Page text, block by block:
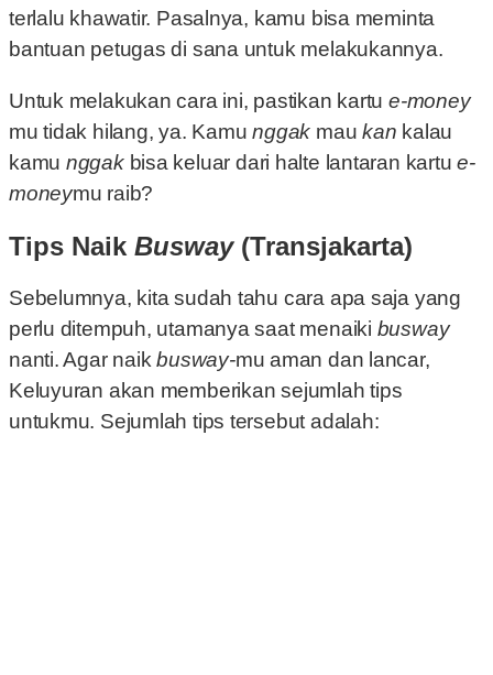
terlalu khawatir. Pasalnya, kamu bisa meminta
bantuan petugas di sana untuk melakukannya.
Untuk melakukan cara ini, pastikan kartu e-money­
mu tidak hilang, ya. Kamunggak maukan kalau
kamu nggak bisa keluar dari halte lantaran kartue-
moneymu raib?
Tips Naik Busway (Transjakarta)
Sebelumnya, kita sudah tahu cara apa saja yang
perlu ditempuh, utamanya saat menaiki busway
nanti. Agar naikbusway-mu aman dan lancar,
Keluyuran akan memberikan sejumlah tips
untukmu. Sejumlah tips tersebut adalah: